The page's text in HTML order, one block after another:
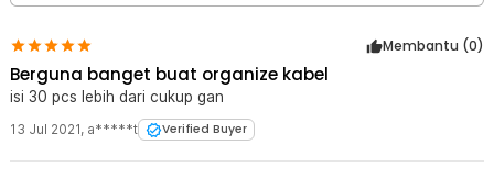
Membantu (0)
Berguna banget buat organize kabel
isi 30 pcs lebih dari cukup gan
13 Jul 2021, a*****t Verified Buyer